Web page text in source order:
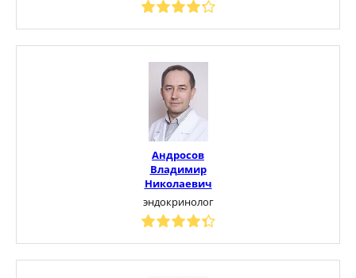
Андросов
Владимир
Николаевич
эндокринолог